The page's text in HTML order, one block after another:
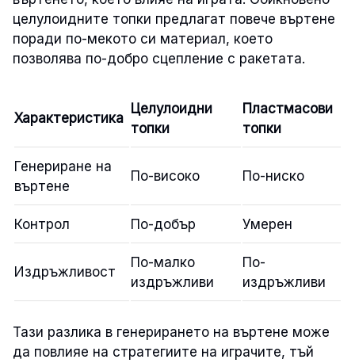
целулоидните топки предлагат повече въртене
поради по-мекото си материал, което
позволява по-добро сцепление с ракетата.
Характеристика
Целулоидни
топки
Пластмасови
топки
Генериране на
въртене
По-високо По-ниско
Контрол По-добър Умерен
Издръжливост
По-малко
издръжливи
По-
издръжливи
Тази разлика в генерирането на въртене може
да повлияе на стратегиите на играчите, тъй